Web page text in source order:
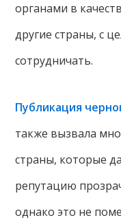
органами в
другие страны, с
сотрудничать.
Публикация
также вызвала
страны, которые
репутацию
однако это не